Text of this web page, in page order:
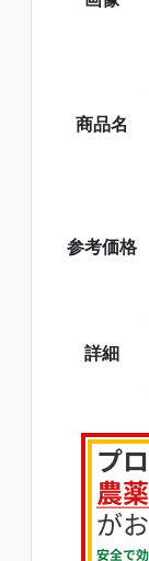
商品名
参考価格
詳細